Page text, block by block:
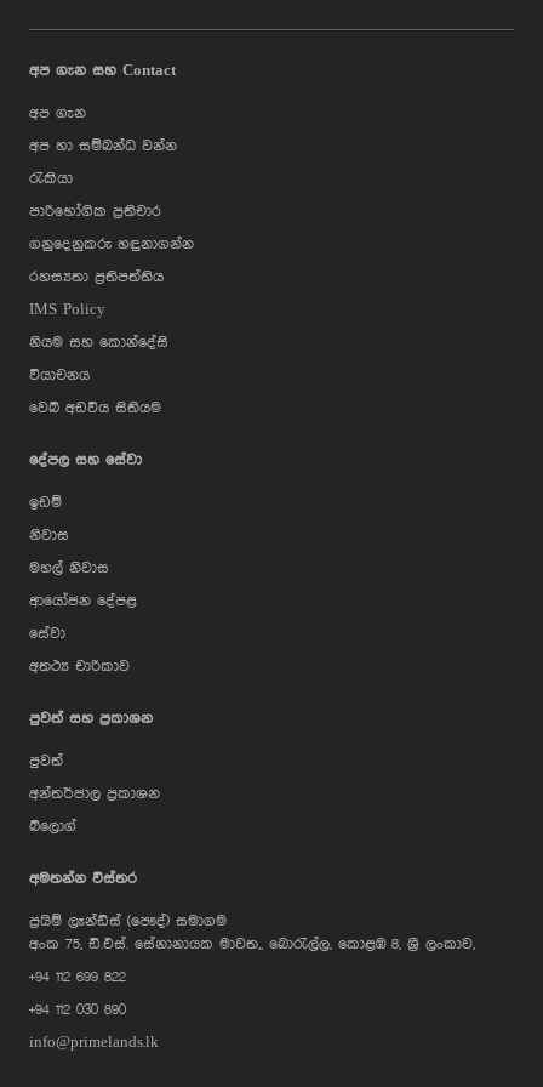
වැනි ගෝලීය සන්නාමයන් සමඟ එක පෙළට තැබීමයි.
අප ගැන සහ Contact
අප ගැන
අප හා සම්බන්ධ වන්න
රැකියා
පාරිභෝගික ප්‍රතිචාර
ගනුදෙනුකරු හඳුනාගන්න
රහස්‍යතා ප්‍රතිපත්තිය
IMS Policy
නියම සහ කොන්දේසි
වියාචනය
වෙබ් අඩවිය සිතියම
දේපල සහ සේවා
ඉඩම්
නිවාස
මහල් නිවාස
ආයෝජන දේපළ
සේවා
අතථ්‍ය චාරිකාව
පුවත් සහ ප්‍රකාශන
පුවත්
අන්තර්ජාල ප්‍රකාශන
බ්ලොග්
අමතන්න විස්තර
ප්‍රයිම් ලෑන්ඩ්ස් (පෞද්) සමාගම
අංක 75, ඩී.එස්. සේනානායක මාවත,, බොරැල්ල, කොළඹ 8, ශ්‍රී ලංකාව,
+94 112 699 822
+94 112 030 890
info@primelands.lk
Hi, I'm Prime Bee, Your AI